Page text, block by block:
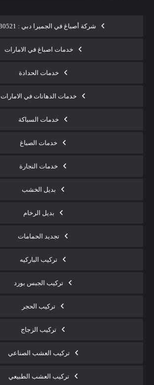
شركة أصباغ في الجميرا دبي : 0565930521
خدمات اصباغ في الامارات
خدمات الحدادة
خدمات الدهانات في الامارات
خدمات السباكة
خدمات الصباغ
خدمات النجارة
بديل الخشب
بديل الرخام
تجديد الحمامات
تركيب الباركيه
تركيب الجبس بورد
تركيب الحجر
تركيب الزجاج
تركيب العشب الصناعي
تركيب العشب الطبيعي